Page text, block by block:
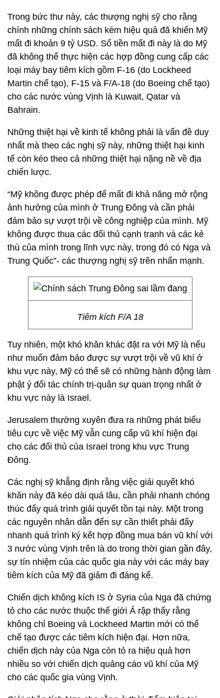
Trong bức thư này, các thượng nghị sỹ cho rằng
chính những chính sách kém hiệu quả đã khiến Mỹ
mất đi khoản 9 tỷ USD. Số tiền mất đi này là do Mỹ
đã không thể thực hiện các hợp đồng cung cấp các
loại máy bay tiêm kích gồm F-16 (do Lockheed
Martin chế tạo), F-15 và F/A-18 (do Boeing chế tạo)
cho các nước vùng Vịnh là Kuwait, Qatar và
Bahrain.
Những thiệt hại về kinh tế không phải là vấn đề duy
nhất mà theo các nghị sỹ này, những thiệt hại kinh
tế còn kéo theo cả những thiệt hại nặng nề về địa
chiến lược.
“Mỹ không được phép để mất đi khả năng mở rộng
ảnh hưởng của mình ở Trung Đông và cần phải
đảm bảo sự vượt trội về công nghiệp của mình. Mỹ
không được thua các đối thủ cạnh tranh và các kẻ
thù của mình trong lĩnh vực này, trong đó có Nga và
Trung Quốc”- các thượng nghị sỹ trên nhấn mạnh.
Tiêm kích F/A 18
Tuy nhiên, một khó khăn khác đặt ra với Mỹ là nếu
như muốn đảm bảo được sự vượt trội về vũ khí ở
khu vực này, Mỹ có thể sẽ có những hành động làm
phật ý đối tác chính trị-quân sự quan trọng nhất ở
khu vực này là Israel.
Jerusalem thường xuyên đưa ra những phát biểu
tiêu cực về việc Mỹ vẫn cung cấp vũ khí hiện đại
cho các đối thủ của Israel trong khu vực Trung
Đông.
Các nghị sỹ khẳng định rằng việc giải quyết khó
khăn này đã kéo dài quá lâu, cần phải nhanh chóng
thúc đẩy quá trình giải quyết tồn tại này. Một trong
các nguyên nhân dẫn đến sự cần thiết phải đẩy
nhanh quá trình ký kết hợp đồng mua bán vũ khí với
3 nước vùng Vịnh trên là do trong thời gian gần đây,
sự tín nhiệm của các quốc gia này với các máy bay
tiêm kích của Mỹ đã giảm đi đáng kể.
Chiến dịch không kích IS ở Syria của Nga đã chứng
tỏ cho các nước thuộc thế giới Ả rập thấy rằng
không chỉ Boeing và Lockheed Martin mới có thể
chế tạo được các tiêm kích hiện đại. Hơn nữa,
chiến dịch này của Nga còn tỏ ra hiệu quả hơn
nhiều so với chiến dịch quảng cáo vũ khí của Mỹ
cho các quốc gia vùng Vịnh.